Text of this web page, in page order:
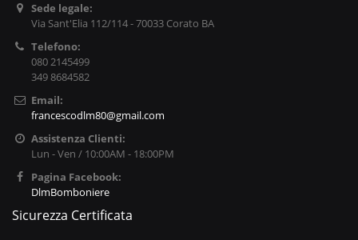
Sede legale:
Via Sant'Elia 112/114 - 70033 Corato BA
Telefono:
080 2145499
349 8684582
Email:
francescodlm80@gmail.com
Assistenza Clienti:
Lun - Ven / 10:00AM - 18:00PM
Pagina Facebook:
DlmBomboniere
Sicurezza Certificata